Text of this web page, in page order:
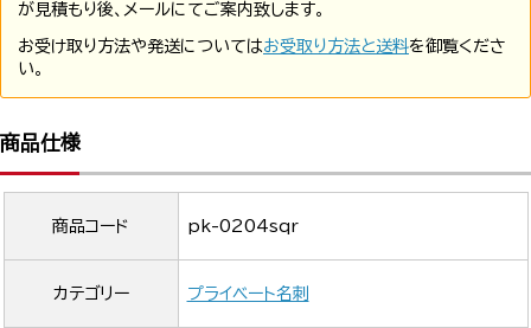
が見積もり後、メールにてご案内致します。
お受け取り方法や発送についてはお受取り方法と送料を御覧くださ
い。
商品仕様
商品コード pk-0204sqr
カテゴリー プライベート名刺